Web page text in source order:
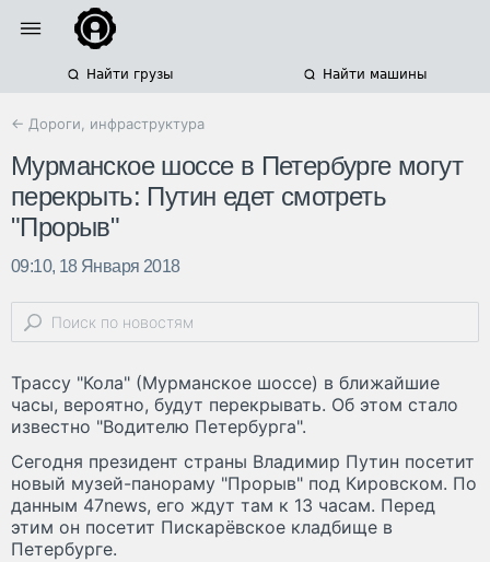
Найти грузы Найти машины
← Дороги, инфраструктура
Мурманское шоссе в Петербурге могут
перекрыть: Путин едет смотреть
"Прорыв"
09:10, 18 Января 2018
Трассу "Кола" (Мурманское шоссе) в ближайшие
часы, вероятно, будут перекрывать. Об этом стало
известно "Водителю Петербурга".
Сегодня президент страны Владимир Путин посетит
новый музей-панораму "Прорыв" под Кировском. По
данным 47news, его ждут там к 13 часам. Перед
этим он посетит Пискарёвское кладбище в
Петербурге.